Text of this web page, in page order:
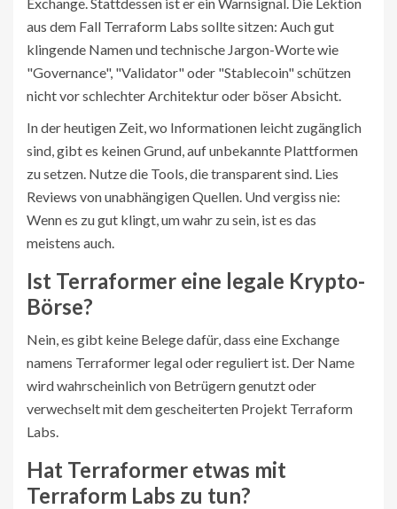
aus dem Fall Terraform Labs sollte sitzen: Auch gut
klingende Namen und technische Jargon-Worte wie
"Governance", "Validator" oder "Stablecoin" schützen
nicht vor schlechter Architektur oder böser Absicht.
In der heutigen Zeit, wo Informationen leicht zugänglich
sind, gibt es keinen Grund, auf unbekannte Plattformen
zu setzen. Nutze die Tools, die transparent sind. Lies
Reviews von unabhängigen Quellen. Und vergiss nie:
Wenn es zu gut klingt, um wahr zu sein, ist es das
meistens auch.
Ist Terraformer eine legale Krypto-
Börse?
Nein, es gibt keine Belege dafür, dass eine Exchange
namens Terraformer legal oder reguliert ist. Der Name
wird wahrscheinlich von Betrügern genutzt oder
verwechselt mit dem gescheiterten Projekt Terraform
Labs.
Hat Terraformer etwas mit
Terraform Labs zu tun?